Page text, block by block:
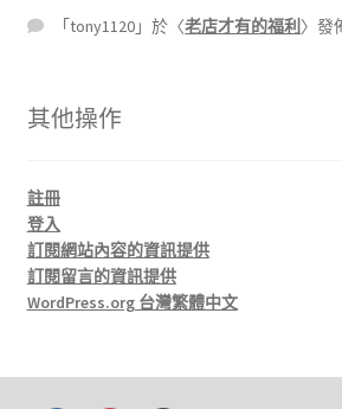
「tony1120 」於〈老店才有的福利 〉發
其他操作
註冊
登入
訂閱網站內容的資訊提供
訂閱留言的資訊提供
WordPress.org 台灣繁體中文